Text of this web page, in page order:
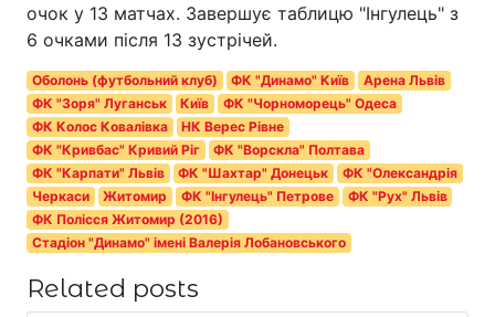
очок у 13 матчах. Завершує таблицю "Інгулець" з
6 очками після 13 зустрічей.
Оболонь (футбольний клуб) ФК "Динамо" Київ
Арена Львів
ФК "Зоря" Луганськ
Київ
ФК "Чорноморець" Одеса
ФК Колос Ковалівка
НК Верес Рівне
ФК "Кривбас" Кривий Ріг
ФК "Ворскла" Полтава
ФК "Карпати" Львів
ФК "Шахтар" Донецьк
ФК "Олександрія
Черкаси
Житомир ФК "Інгулець" Петрове
ФК "Рух" Львів
ФК Полісся Житомир (2016)
Стадіон "Динамо" імені Валерія Лобановського
Related posts